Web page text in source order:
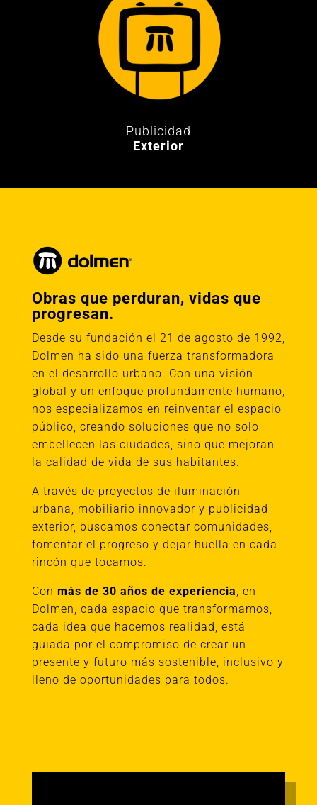
Publicidad
Exterior
Obras que perduran, vidas que
progresan.
Desde su fundación el 21 de agosto de 1992,
Dolmen ha sido una fuerza transformadora
en el desarrollo urbano. Con una visión
global y un enfoque profundamente humano,
nos especializamos en reinventar el espacio
público, creando soluciones que no solo
embellecen las ciudades, sino que mejoran
la calidad de vida de sus habitantes.
A través de proyectos de iluminación
urbana, mobiliario innovador y publicidad
exterior, buscamos conectar comunidades,
fomentar el progreso y dejar huella en cada
rincón que tocamos.
Con más de 30 años de experiencia, en
Dolmen, cada espacio que transformamos,
cada idea que hacemos realidad, está
guiada por el compromiso de crear un
presente y futuro más sostenible, inclusivo y
lleno de oportunidades para todos.